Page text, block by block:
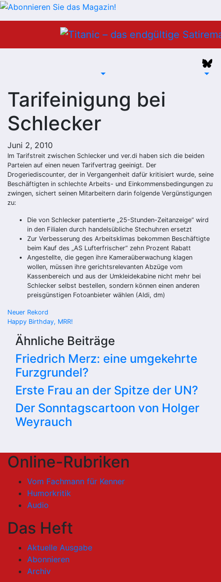
Tarifeinigung bei
Schlecker
Juni 2, 2010
Im Tarifstreit zwischen Schlecker und ver.di haben sich die beiden
Parteien auf einen neuen Tarifvertrag geeinigt. Der
Drogeriediscounter, der in Vergangenheit dafür kritisiert wurde, seine
Beschäftigten in schlechte Arbeits- und Einkommensbedingungen zu
zwingen, sichert seinen Mitarbeitern darin folgende Vergünstigungen
zu:
Die von Schlecker patentierte „25-Stunden-Zeitanzeige“ wird
in den Filialen durch handelsübliche Stechuhren ersetzt
Zur Verbesserung des Arbeitsklimas bekommen Beschäftigte
beim Kauf des „AS Lufterfrischer“ zehn Prozent Rabatt
Angestellte, die gegen ihre Kameraüberwachung klagen
wollen, müssen ihre gerichtsrelevanten Abzüge vom
Kassenbereich und aus der Umkleidekabine nicht mehr bei
Schlecker selbst bestellen, sondern können einen anderen
preisgünstigen Fotoanbieter wählen (Aldi, dm)
Beitragsnavigation
Neuer Rekord
Happy Birthday, MRR!
Ähnliche Beiträge
Friedrich Merz: eine umgekehrte
Furzgrundel?
Erste Frau an der Spitze der UN?
Der Sonntagscartoon von Holger
Weyrauch
Online-Rubriken
Vom Fachmann für Kenner
Humorkritik
Audio
Das Heft
Aktuelle Ausgabe
Abonnieren
Archiv